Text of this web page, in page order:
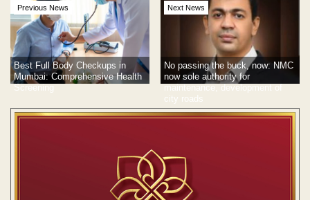
Previous News
Best Full Body Checkups in
Mumbai: Comprehensive Health
Screening
Next News
No passing the buck, now: NMC
now sole authority for
maintenance, development of
city roads